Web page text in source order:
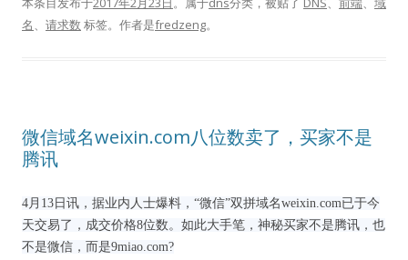
名、 请求数 标签。 作者是fredzeng。
微信域名weixin.com八位数卖了，买家不是
腾讯
4月13日讯，据业内人士爆料，“微信”双拼域名weixin.com已于今
天交易了，成交价格8位数。如此大手笔，神秘买家不是腾讯，也
不是微信，而是9miao.com?